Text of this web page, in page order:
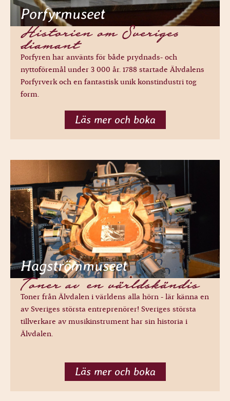
Porfyrmuseet
Historien om Sveriges
diamant
Porfyren har använts för både prydnads- och
nyttoföremål under 3 000 år. 1788 startade Älvdalens
Porfyrverk och en fantastisk unik konstindustri tog
form.
Läs mer och boka
Hagströmmuseet
Toner av en världskändis
Toner från Älvdalen i världens alla hörn - lär känna en
av Sveriges största entreprenörer! Sveriges största
tillverkare av musikinstrument har sin historia i
Älvdalen.
Läs mer och boka